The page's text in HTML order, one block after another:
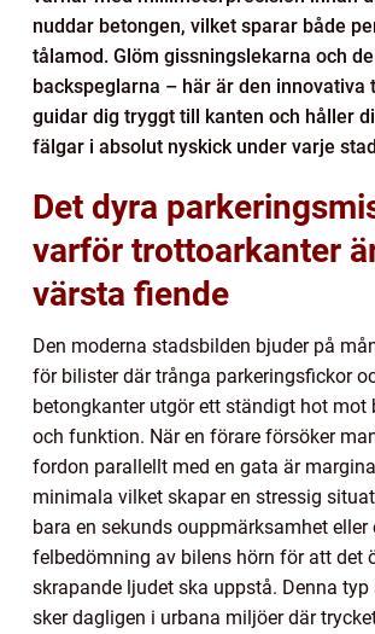
nuddar betongen, vilket sparar både
tålamod. Glöm gissningslekarna och
backspeglarna – här är den innovativa
guidar dig tryggt till kanten och håller
fälgar i absolut nyskick under varje
Det dyra
varför trottoarkanter
värsta fiende
Den moderna stadsbilden bjuder på
för bilister där trånga parkeringsfickor
betongkanter utgör ett ständigt hot mot
och funktion. När en förare försöker
fordon parallellt med en gata är
minimala vilket skapar en stressig
bara en sekunds ouppmärksamhet eller
felbedömning av bilens hörn för att det
skrapande ljudet ska uppstå. Denna
sker dagligen i urbana miljöer där